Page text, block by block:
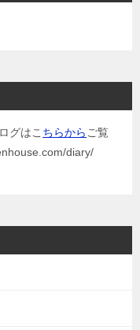
グはこ ちらから ご覧
diary/